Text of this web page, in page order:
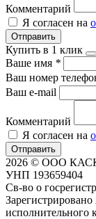
Комментарий
Я согласен на
Отправить
Купить в 1 клик
Ваше имя *
Ваш номер
Ваш e-mail
Комментарий
Я согласен на
Отправить
2026 © ООО
УНП 193659404
Св-во о
исполнительного